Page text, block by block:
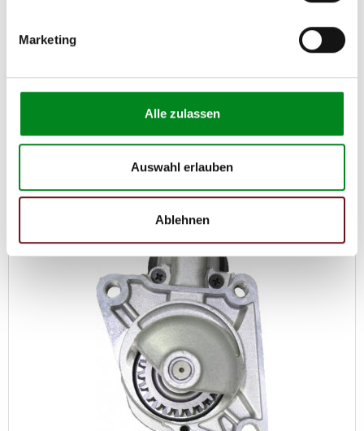
Marketing
Alle zulassen
Auswahl erlauben
Ablehnen
Anlasser T4 1.8 2.0
59,00 €
Zum Produkt